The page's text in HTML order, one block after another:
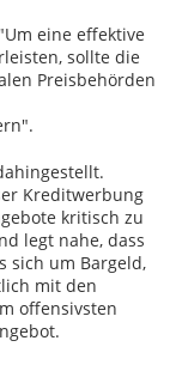
eine effektive
sollte die
Preisbehörden
Kreditwerbung
kritisch zu
legt nahe, dass
sich um Bargeld,
mit den
offensivsten